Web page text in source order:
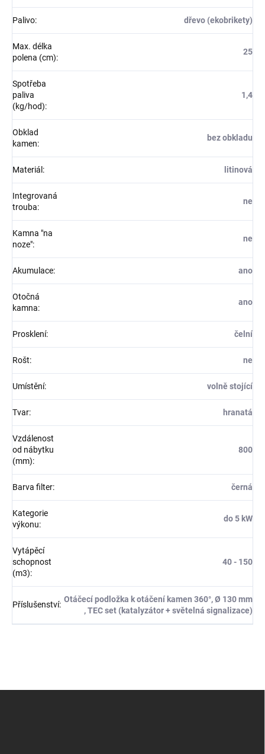
Palivo: dřevo (ekobrikety)
Max. délka
polena (cm):
25
Spotřeba
paliva
(kg/hod):
1,4
Obklad
kamen:
bez obkladu
Materiál : litinová
Integrovaná
trouba:
ne
Kamna "na
noze":
ne
Akumulace: ano
Otočná
kamna:
ano
Prosklení: čelní
Rošt: ne
Umístění: volně stojící
Tvar: hranatá
Vzdálenost
od nábytku
(mm):
800
Barva filter: černá
Kategorie
výkonu:
do 5 kW
Vytápěcí
schopnost
(m3):
40 - 150
Příslušenství:
Otáčecí podložka k otáčení kamen 360°, Ø 130 mm
, TEC set (katalyzátor + světelná signalizace)